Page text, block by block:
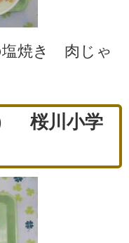
焼き 肉じゃ
桜川小学